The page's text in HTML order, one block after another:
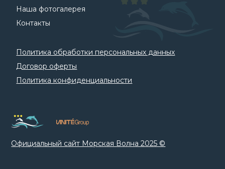
Официальный сайт Морская Волна 2025 ©
Наша фотогалерея
Контакты
Политика обработки персональных данных
Договор оферты
Политика конфиденциальности